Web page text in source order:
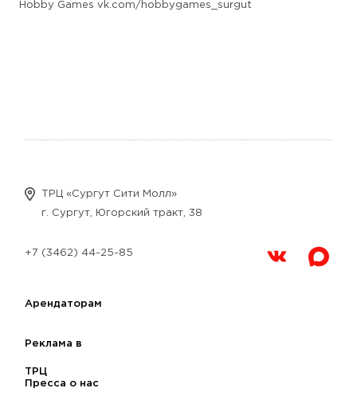
Hobby Games vk.com/hobbygames_surgut
ТРЦ «Сургут Сити Молл»
г. Сургут, Югорский тракт, 38
+7 (3462) 44-25-85
Арендаторам
Реклама в
ТРЦ
Пресса о нас